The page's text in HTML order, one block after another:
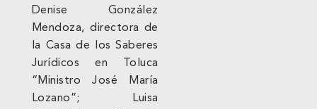
Denise González
Mendoza, directora de
la Casa de los Saberes
Jurídicos en Toluca
“Ministro José María
Lozano”; Luisa